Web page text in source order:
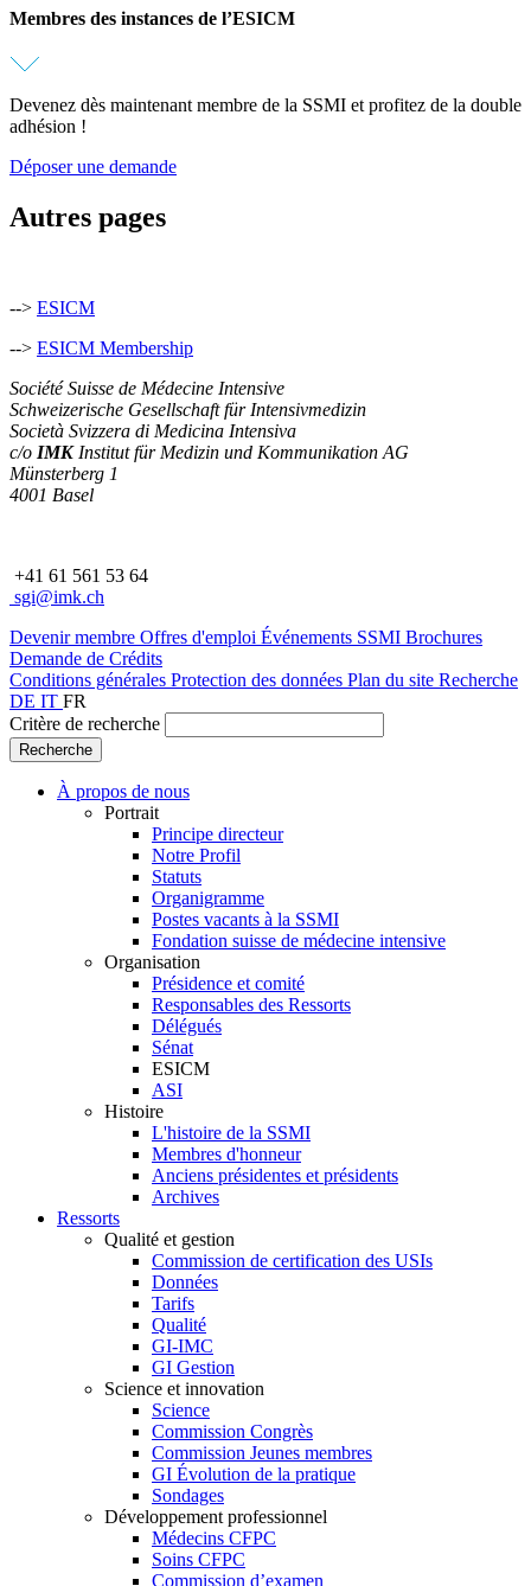
Membres des instances de l’ESICM
Devenez dès maintenant membre de la SSMI et profitez de la double
adhésion !
Déposer une demande
Autres pages
--> ESICM
--> ESICM Membership
Société Suisse de Médecine Intensive
Schweizerische Gesellschaft für Intensivmedizin
Società Svizzera di Medicina Intensiva
c/o IMK Institut für Medizin und Kommunikation AG
Münsterberg 1
4001 Basel
+41 61 561 53 64
sgi@imk.ch
Devenir membre Offres d'emploi Événements SSMI Brochures
Demande de Crédits
Conditions générales Protection des données Plan du site Recherche
DE IT FR
Critère de recherche
À propos de nous
Portrait
Principe directeur
Notre Profil
Statuts
Organigramme
Postes vacants à la SSMI
Fondation suisse de médecine intensive
Organisation
Présidence et comité
Responsables des Ressorts
Délégués
Sénat
ESICM
ASI
Histoire
L'histoire de la SSMI
Membres d'honneur
Anciens présidentes et présidents
Archives
Ressorts
Qualité et gestion
Commission de certification des USIs
Données
Tarifs
Qualité
GI-IMC
GI Gestion
Science et innovation
Science
Commission Congrès
Commission Jeunes membres
GI Évolution de la pratique
Sondages
Développement professionnel
Médecins CFPC
Soins CFPC
Commission d’examen